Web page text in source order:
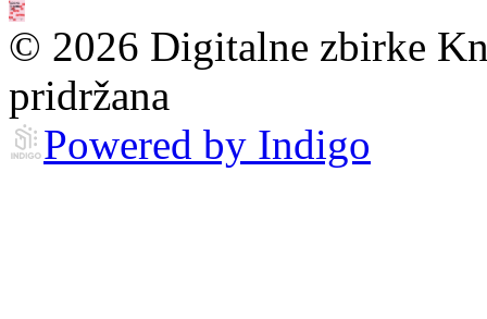
© 2026 Digitalne zbirke
pridržana
Powered by Indigo